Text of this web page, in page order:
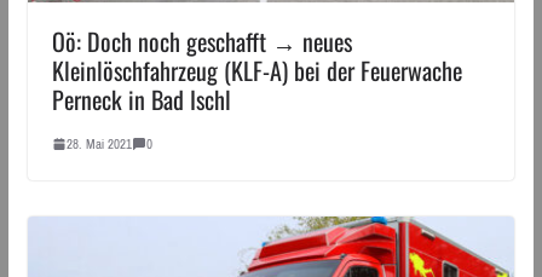
Oö: Doch noch geschafft → neues
Kleinlöschfahrzeug (KLF-A) bei der Feuerwache
Perneck in Bad Ischl
28. Mai 2021 0